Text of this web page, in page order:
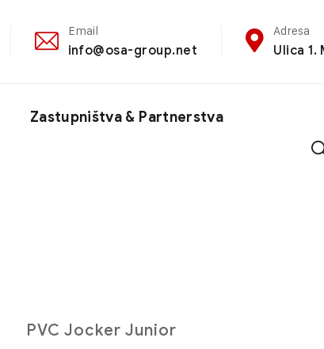
Email
info@osa-group.net
Adresa
Ulica 1.
Zastupništva & Partnerstva
PVC Jocker Junior